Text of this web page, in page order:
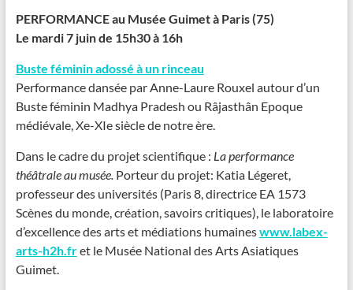
PERFORMANCE au Musée Guimet à Paris (75)
Le mardi 7 juin de 15h30 à 16h
Buste féminin adossé à un rinceau
Performance dansée par Anne-Laure Rouxel autour d’un
Buste féminin Madhya Pradesh ou Râjasthân Epoque
médiévale, Xe-XIe siècle de notre ère.
Dans le cadre du projet scientifique : La performance
théâtrale au musée. Porteur du projet: Katia Légeret,
professeur des universités (Paris 8, directrice EA 1573
Scènes du monde, création, savoirs critiques), le laboratoire
d’excellence des arts et médiations humaineswww.labex-
arts-h2h.fret le Musée National des Arts Asiatiques
Guimet.